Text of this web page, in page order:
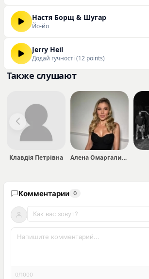
Настя Борщ & Шугар
Йо-йо
Jerry Heil
Додай гучності (12 points)
Также слушают
Клавдія Петрівна Алена Омаргалиева
Комментарии 0
0/1000